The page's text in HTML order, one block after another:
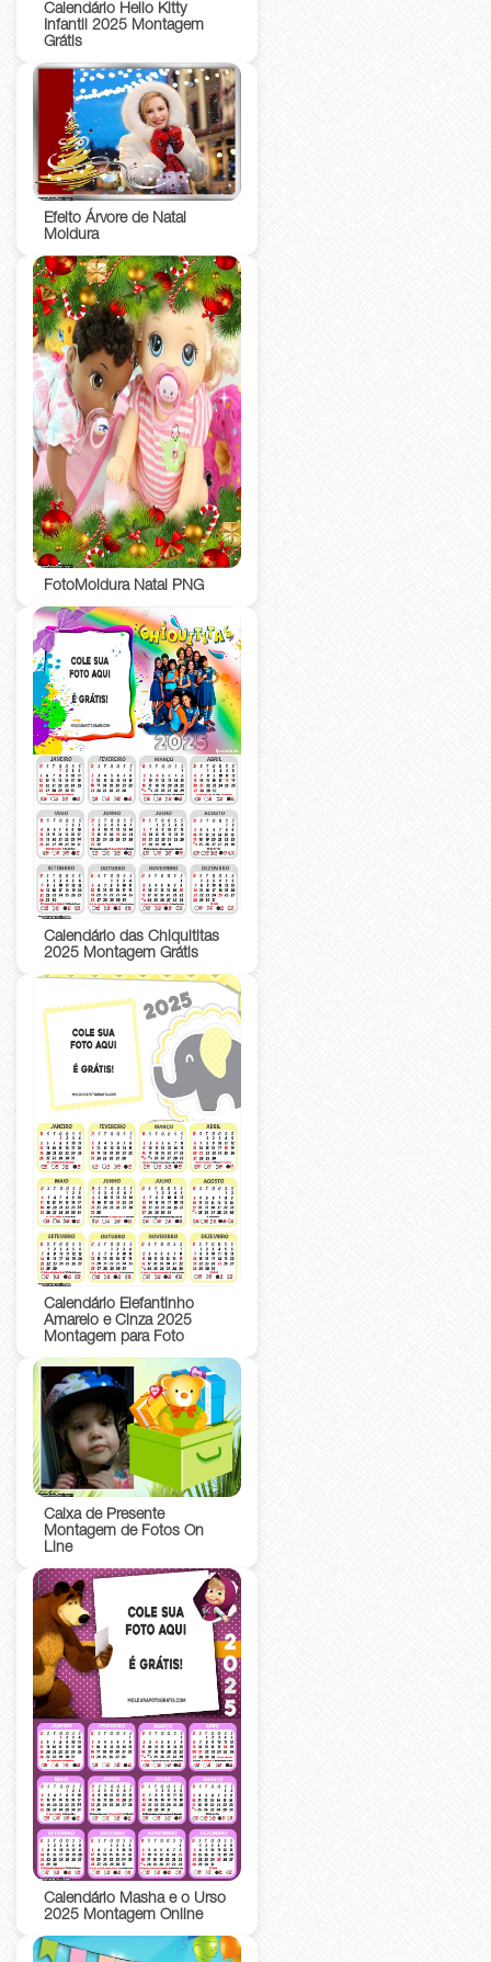
Calendário Hello Kitty
Infantil 2025 Montagem
Grátis
Efeito Árvore de Natal
Moldura
FotoMoldura Natal PNG
Calendário das Chiquititas
2025 Montagem Grátis
Calendário Elefantinho
Amarelo e Cinza 2025
Montagem para Foto
Caixa de Presente
Montagem de Fotos On
Line
Calendário Masha e o Urso
2025 Montagem Online